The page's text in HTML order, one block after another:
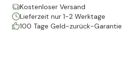
Kostenloser Versand
Lieferzeit nur 1-2 Werktage
100 Tage Geld-zurück-Garantie